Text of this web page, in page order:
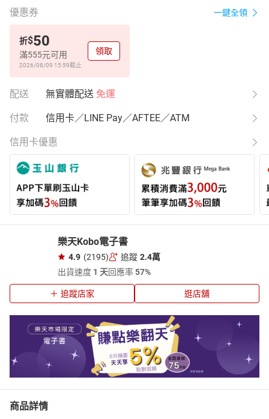
優惠券 一鍵全領
折$50
滿555元可用
2026/08/09 15:59截止
領取
配送 無實體配送 免運
付款 信用卡／LINE Pay／AFTEE／ATM
信用卡優惠
樂天Kobo電子書
4.9 (2195) 追蹤 2.4萬
出貨速度 1 天回應率57%
追蹤店家 逛店舖
商品詳情